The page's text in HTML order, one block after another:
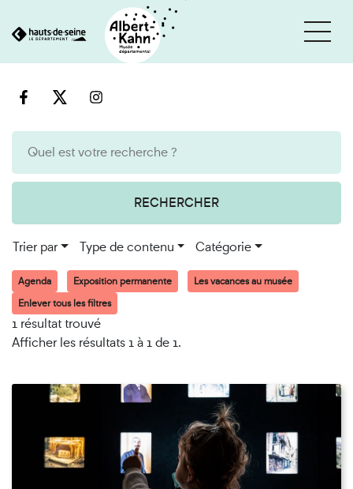
au
RECHERCHER
Trier par Type de contenu Catégorie
Agenda Exposition permanente
Les vacances au musée
Enlever tous les filtres
1 résultat trouvé
Afficher les résultats 1 à 1 de 1.
Cookies et traceurs utilisés sur ce site